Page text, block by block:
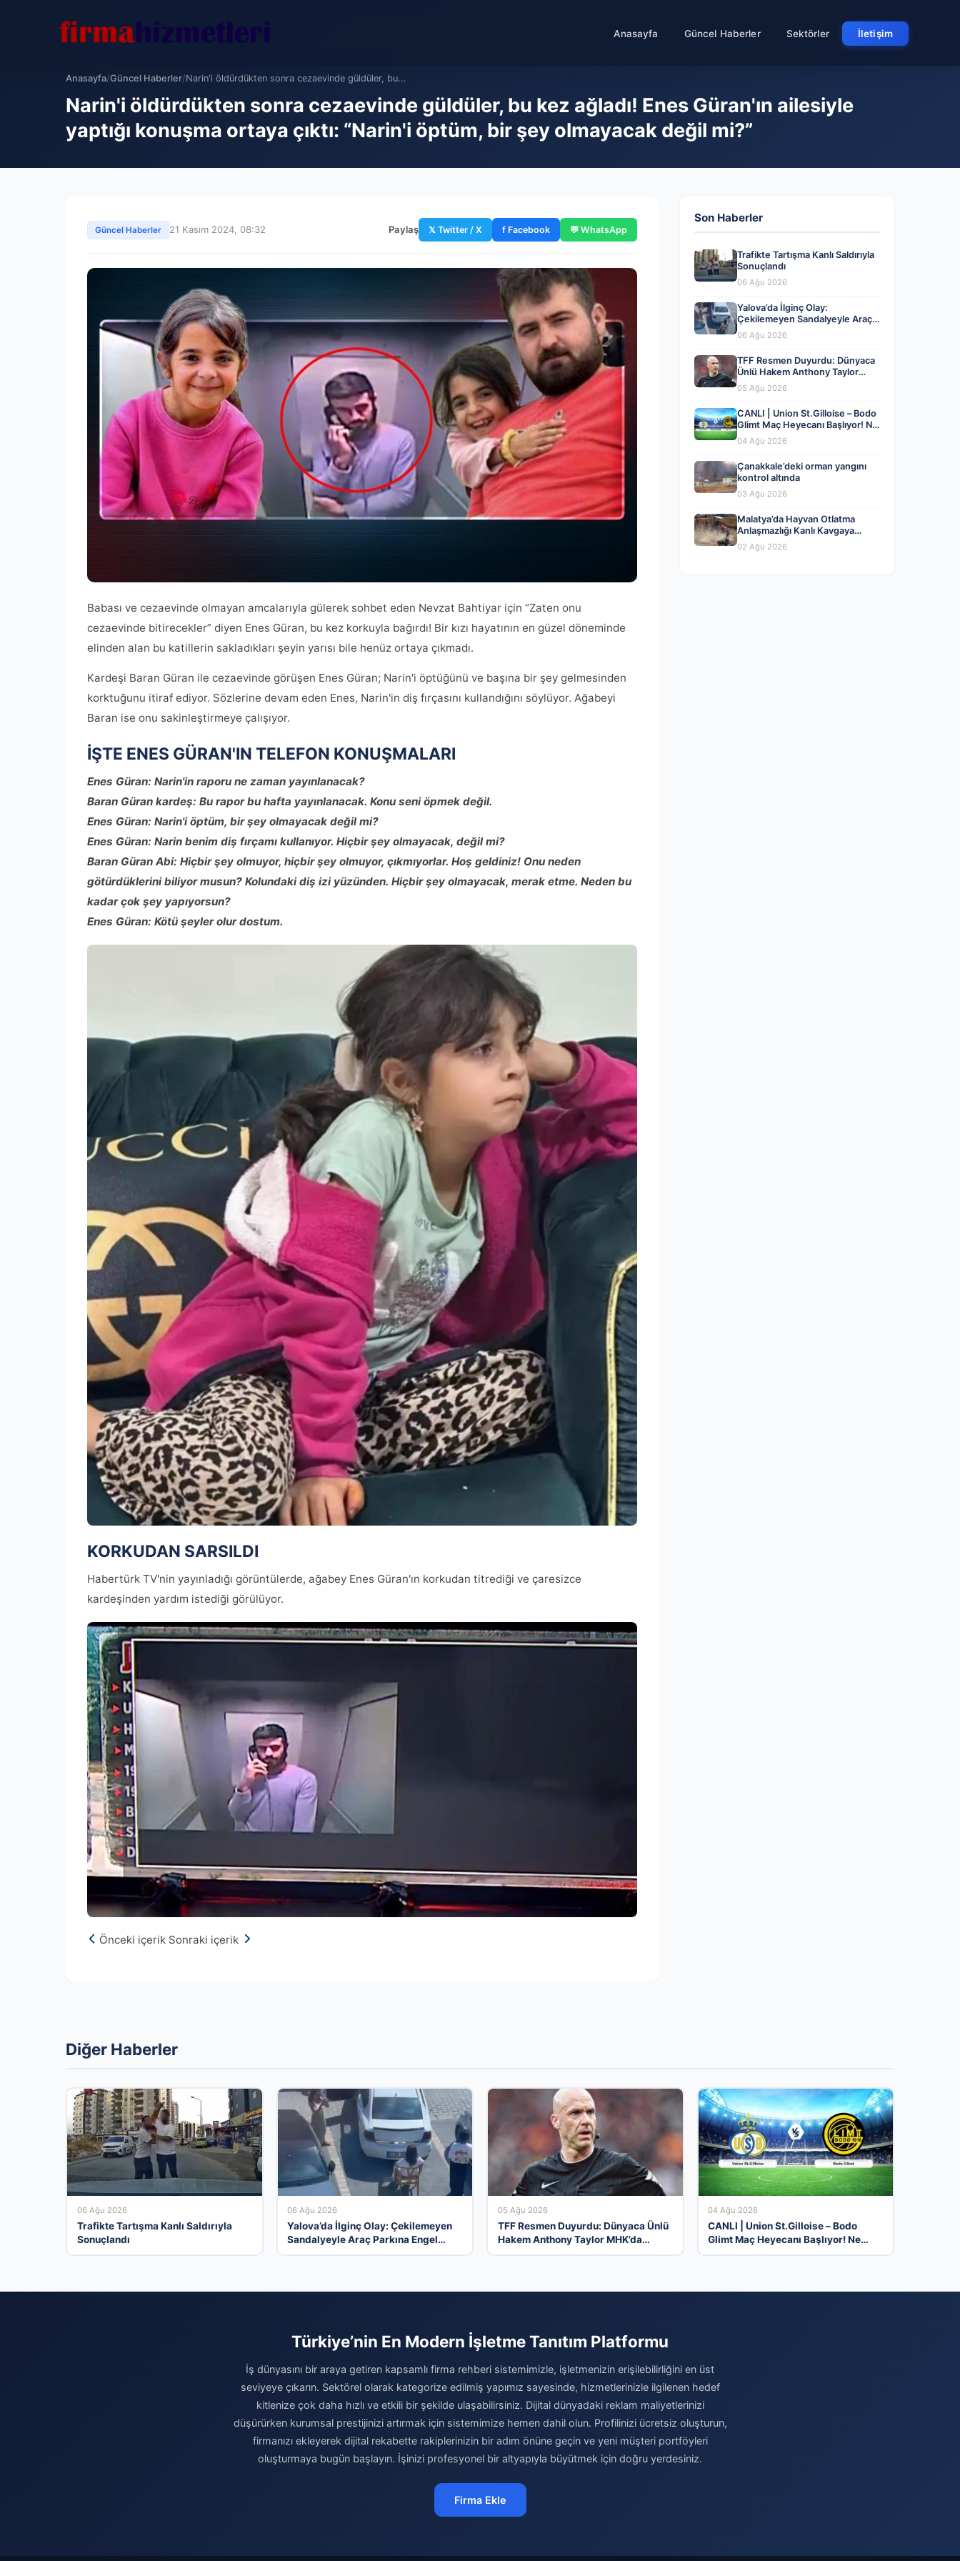
Anasayfa Güncel Haberler Sektörler İletişim
Anasayfa/Güncel Haberler/Narin'i öldürdükten sonra cezaevinde güldüler, bu...
Narin'i öldürdükten sonra cezaevinde güldüler, bu kez ağladı! Enes Güran'ın ailesiyle
yaptığı konuşma ortaya çıktı: “Narin'i öptüm, bir şey olmayacak değil mi?”
Güncel Haberler 21 Kasım 2024, 08:32 Paylaş 𝕏 Twitter / X f Facebook 💬 WhatsApp
Babası ve cezaevinde olmayan amcalarıyla gülerek sohbet eden Nevzat Bahtiyar için “Zaten onu
cezaevinde bitirecekler” diyen Enes Güran, bu kez korkuyla bağırdı! Bir kızı hayatının en güzel döneminde
elinden alan bu katillerin sakladıkları şeyin yarısı bile henüz ortaya çıkmadı.
Kardeşi Baran Güran ile cezaevinde görüşen Enes Güran; Narin'i öptüğünü ve başına bir şey gelmesinden
korktuğunu itiraf ediyor. Sözlerine devam eden Enes, Narin'in diş fırçasını kullandığını söylüyor. Ağabeyi
Baran ise onu sakinleştirmeye çalışıyor.
İŞTE ENES GÜRAN'IN TELEFON KONUŞMALARI
Enes Güran: Narin'in raporu ne zaman yayınlanacak?
Baran Güran kardeş: Bu rapor bu hafta yayınlanacak. Konu seni öpmek değil.
Enes Güran: Narin'i öptüm, bir şey olmayacak değil mi?
Enes Güran: Narin benim diş fırçamı kullanıyor. Hiçbir şey olmayacak, değil mi?
Baran Güran Abi: Hiçbir şey olmuyor, hiçbir şey olmuyor, çıkmıyorlar. Hoş geldiniz! Onu neden
götürdüklerini biliyor musun? Kolundaki diş izi yüzünden. Hiçbir şey olmayacak, merak etme. Neden bu
kadar çok şey yapıyorsun?
Enes Güran: Kötü şeyler olur dostum.
KORKUDAN SARSILDI
Habertürk TV'nin yayınladığı görüntülerde, ağabey Enes Güran'ın korkudan titrediği ve çaresizce
kardeşinden yardım istediği görülüyor.
Önceki içerik Sonraki içerik
Son Haberler
Trafikte Tartışma Kanlı Saldırıyla
Sonuçlandı
06 Ağu 2026
Yalova’da İlginç Olay:
Çekilemeyen Sandalyeyle Araç
Parkına Engel Olma Hikayesi
06 Ağu 2026
TFF Resmen Duyurdu: Dünyaca
Ünlü Hakem Anthony Taylor
MHK’da Göreve Başladı
05 Ağu 2026
CANLI | Union St.Gilloise – Bodo
Glimt Maç Heyecanı Başlıyor! Ne
Zaman ve Nerede İzlenir? – 04
Ağustos 2026
04 Ağu 2026
Çanakkale’deki orman yangını
kontrol altında
03 Ağu 2026
Malatya’da Hayvan Otlatma
Anlaşmazlığı Kanlı Kavgaya
Dönüştü
02 Ağu 2026
Diğer Haberler
06 Ağu 2026
Trafikte Tartışma Kanlı Saldırıyla
Sonuçlandı
06 Ağu 2026
Yalova’da İlginç Olay: Çekilemeyen
Sandalyeyle Araç Parkına Engel
05 Ağu 2026
TFF Resmen Duyurdu: Dünyaca Ünlü
Hakem Anthony Taylor MHK’da
04 Ağu 2026
CANLI | Union St.Gilloise – Bodo
Glimt Maç Heyecanı Başlıyor! Ne
Türkiye’nin En Modern İşletme Tanıtım Platformu
İş dünyasını bir araya getiren kapsamlı firma rehberi sistemimizle, işletmenizin erişilebilirliğini en üst
seviyeye çıkarın. Sektörel olarak kategorize edilmiş yapımız sayesinde, hizmetlerinizle ilgilenen hedef
kitlenize çok daha hızlı ve etkili bir şekilde ulaşabilirsiniz. Dijital dünyadaki reklam maliyetlerinizi
düşürürken kurumsal prestijinizi artırmak için sistemimize hemen dahil olun. Profilinizi ücretsiz oluşturun,
firmanızı ekleyerek dijital rekabette rakiplerinizin bir adım önüne geçin ve yeni müşteri portföyleri
oluşturmaya bugün başlayın. İşinizi profesyonel bir altyapıyla büyütmek için doğru yerdesiniz.
Firma Ekle